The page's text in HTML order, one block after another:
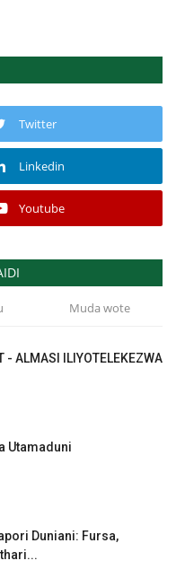
Twitter
Linkedin
Youtube
Muda wote
- ALMASI ILIYOTELEKEZWA
Utamaduni
Duniani: Fursa,